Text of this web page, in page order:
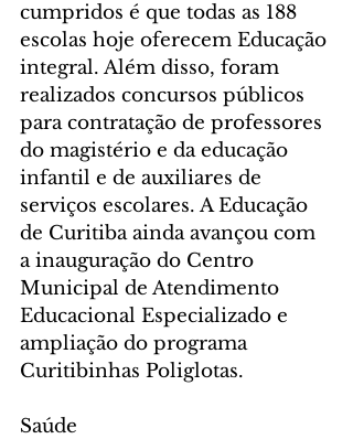
cumpridos é que todas as 188
escolas hoje oferecem Educação
integral. Além disso, foram
realizados concursos públicos
para contratação de professores
do magistério e da educação
infantil e de auxiliares de
serviços escolares. A Educação
de Curitiba ainda avançou com
a inauguração do Centro
Municipal de Atendimento
Educacional Especializado e
ampliação do programa
Curitibinhas Poliglotas.
Saúde